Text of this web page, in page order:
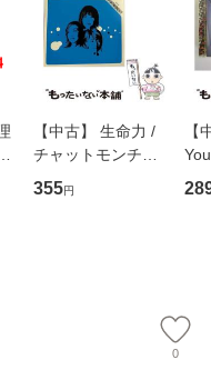
【中古】 生命力 /
チャットモンチー /
キューンレコード
[CD]【メール便送
355円
【
のが
0